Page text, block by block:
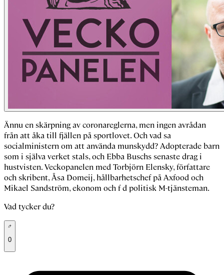
Ännu en skärpning av coronareglerna, men ingen avrådan
från att åka till fjällen på sportlovet. Och vad sa
socialministern om att använda munskydd? Adopterade barn
som i själva verket stals, och Ebba Buschs senaste drag i
hustvisten. Veckopanelen med Torbjörn Elensky, författare
och skribent, Åsa Domeij, hållbarhetschef på Axfood och
Mikael Sandström, ekonom och f d politisk M-tjänsteman.
Vad tycker du?
0